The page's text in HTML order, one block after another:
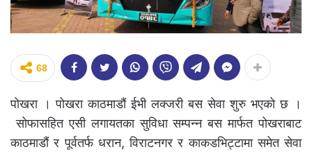
68
पोखरा । पोखरा काठमाडौं ईभी लक्जरी बस सेवा शुरु भएको छ ।
सोफासहित एसी लगायतका सुविधा सम्पन्न बस मार्फत पोखराबाट
काठमाडौं र पूर्वतर्फ धरान, विराटनगर र काकडभिट्टामा समेत सेवा